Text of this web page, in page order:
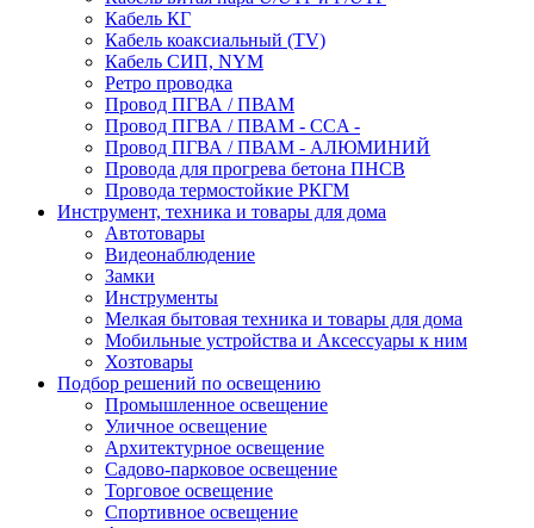
Кабель КГ
Кабель коаксиальный (TV)
Кабель СИП, NYM
Ретро проводка
Провод ПГВА / ПВАМ
Провод ПГВА / ПВАМ - CCA -
Провод ПГВА / ПВАМ - АЛЮМИНИЙ
Провода для прогрева бетона ПНСВ
Провода термостойкие РКГМ
Инструмент, техника и товары для дома
Автотовары
Видеонаблюдение
Замки
Инструменты
Мелкая бытовая техника и товары для дома
Мобильные устройства и Аксессуары к ним
Хозтовары
Подбор решений по освещению
Промышленное освещение
Уличное освещение
Архитектурное освещение
Садово-парковое освещение
Торговое освещение
Спортивное освещение